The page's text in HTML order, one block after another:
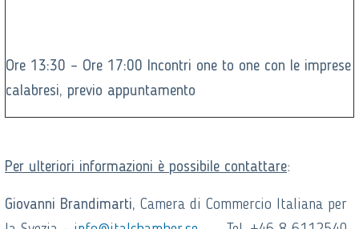
Ore 13:30 – Ore 17:00 Incontri one to one con le imprese
calabresi, previo appuntamento
Per ulteriori informazioni è possibile contattare:
Giovanni Brandimarti, Camera di Commercio Italiana per